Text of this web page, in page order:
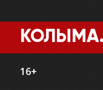
16+